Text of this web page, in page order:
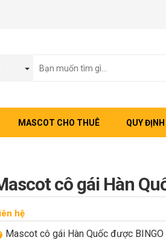
MASCOT CHO THUÊ QUY
cô gái Hàn
hệ
Mascot cô gái Hàn Quốc được